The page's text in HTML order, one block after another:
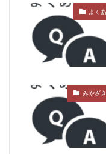
よく
みやざ